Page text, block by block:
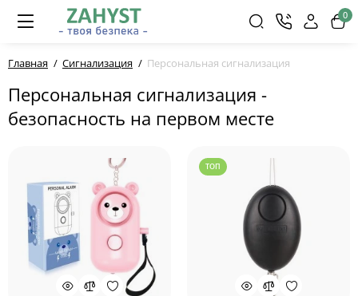
0
Главная Сигнализация Персональная сигнализация
Персональная сигнализация -
безопасность на первом месте
ТОП